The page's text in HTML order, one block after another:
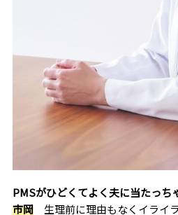
PMSがひどくてよく夫に当たっち
市岡生理前に理由もなくイライ